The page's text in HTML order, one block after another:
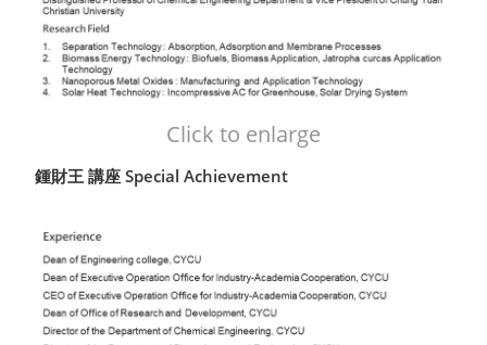
Click to enlarge
鍾財王 講座 Special Achievement